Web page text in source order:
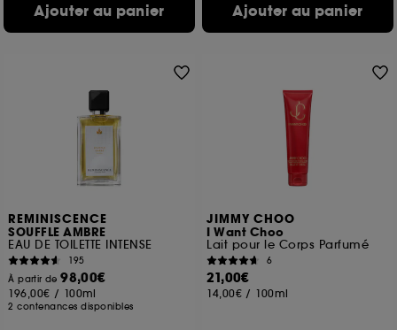
Ajouter au panier Ajouter au panier
REMINISCENCE
SOUFFLE AMBRE
EAU DE TOILETTE INTENSE
195
À partir de98,00€
196,00€ / 100ml
2 contenances disponibles
JIMMY CHOO
I Want Choo
Lait pour le Corps Parfumé
6
21,00€
14,00€ / 100ml